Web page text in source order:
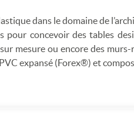
dans le domaine de
pour concevoir des tables
mesure ou encore des
expansé (Forex®) et